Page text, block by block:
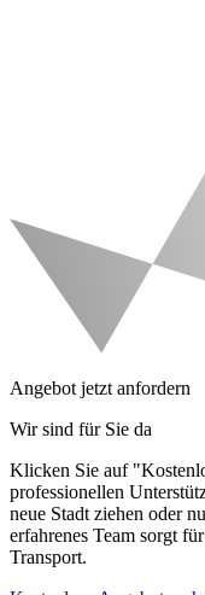
Angebot jetzt anfordern
Wir sind für Sie da
Klicken Sie auf
professionellen
neue Stadt ziehen oder
erfahrenes Team sorgt
Transport.